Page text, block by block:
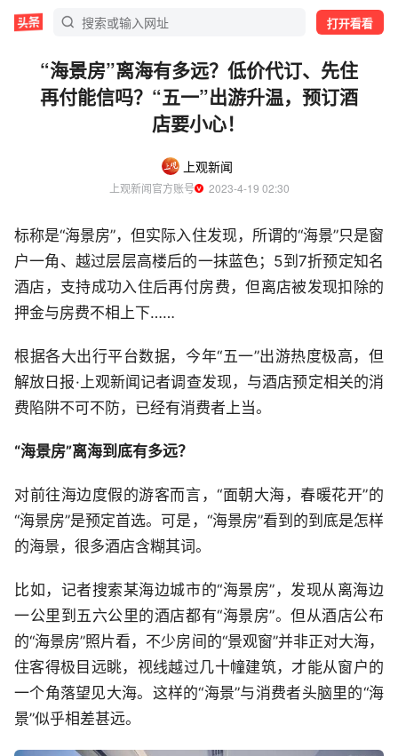
打开看看
“海景房”离海有多远？低价代订、先住
再付能信吗？“五一”出游升温，预订酒
店要小心！
上观新闻
上观新闻官方账号
  2023-4-19 02:30
标称是“海景房”，但实际入住发现，所谓的“海景”只是窗
户一角、越过层层高楼后的一抹蓝色；5到7折预定知名
酒店，支持成功入住后再付房费，但离店被发现扣除的
押金与房费不相上下……
根据各大出行平台数据，今年“五一”出游热度极高，但
解放日报·上观新闻记者调查发现，与酒店预定相关的消
费陷阱不可不防，已经有消费者上当。
“海景房”离海到底有多远？
对前往海边度假的游客而言，“面朝大海，春暖花开”的
“海景房”是预定首选。可是，“海景房”看到的到底是怎样
的海景，很多酒店含糊其词。
比如，记者搜索某海边城市的“海景房”，发现从离海边
一公里到五六公里的酒店都有“海景房”。但从酒店公布
的“海景房”照片看，不少房间的“景观窗”并非正对大海，
住客得极目远眺，视线越过几十幢建筑，才能从窗户的
一个角落望见大海。这样的“海景”与消费者头脑里的“海
景”似乎相差甚远。